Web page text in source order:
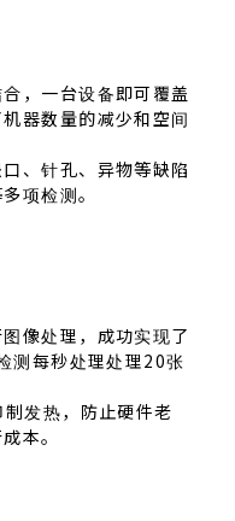
，一台设备即可覆盖
器数量的减少和空间
、针孔、异物等缺陷
项检测。
像处理，成功实现了
测每秒处理处理20张
发热，防止硬件老
本。